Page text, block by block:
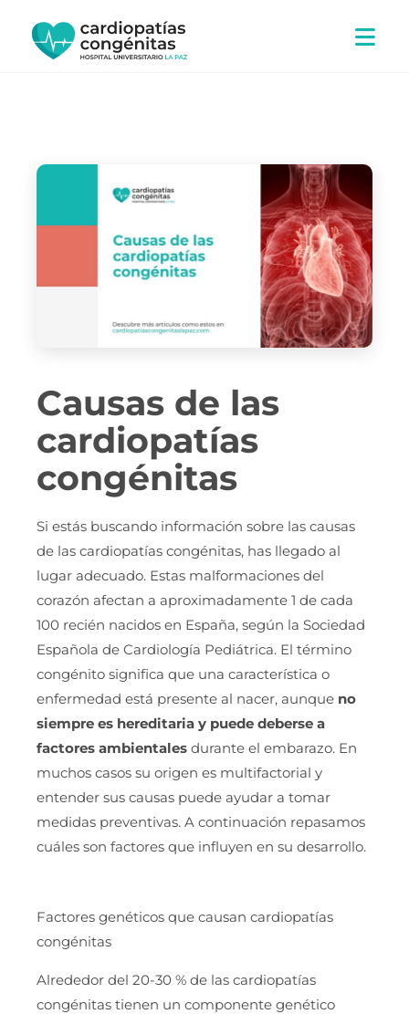
contenido
Causas de las
cardiopatías
congénitas
Si estás buscando información sobre las causas
de las cardiopatías congénitas, has llegado al
lugar adecuado. Estas malformaciones del
corazón afectan a aproximadamente 1 de cada
100 recién nacidos en España, según la Sociedad
Española de Cardiología Pediátrica. El término
congénito significa que una característica o
enfermedad está presente al nacer, aunque no
siempre es hereditaria y puede deberse a
factores ambientales durante el embarazo. En
muchos casos su origen es multifactorial y
entender sus causas puede ayudar a tomar
medidas preventivas. A continuación repasamos
cuáles son factores que influyen en su desarrollo.
Factores genéticos que causan cardiopatías
congénitas
Alrededor del 20-30 % de las cardiopatías
congénitas tienen un componente genético